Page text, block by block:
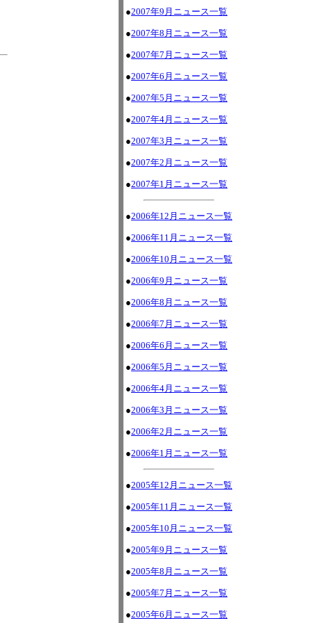
●2007年9月ニュース一覧
●2007年8月ニュース一覧
●2007年7月ニュース一覧
●2007年6月ニュース一覧
●2007年5月ニュース一覧
●2007年4月ニュース一覧
●2007年3月ニュース一覧
●2007年2月ニュース一覧
●2007年1月ニュース一覧
●2006年12月ニュース一覧
●2006年11月ニュース一覧
●2006年10月ニュース一覧
●2006年9月ニュース一覧
●2006年8月ニュース一覧
●2006年7月ニュース一覧
●2006年6月ニュース一覧
●2006年5月ニュース一覧
●2006年4月ニュース一覧
●2006年3月ニュース一覧
●2006年2月ニュース一覧
●2006年1月ニュース一覧
●2005年12月ニュース一覧
●2005年11月ニュース一覧
●2005年10月ニュース一覧
●2005年9月ニュース一覧
●2005年8月ニュース一覧
●2005年7月ニュース一覧
●2005年6月ニュース一覧